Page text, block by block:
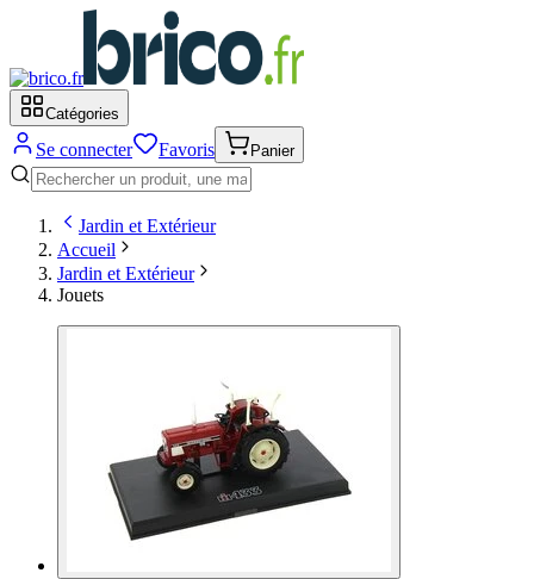
Catégories
Se connecter Favoris Panier
Jardin et Extérieur
Accueil
Jardin et Extérieur
Jouets